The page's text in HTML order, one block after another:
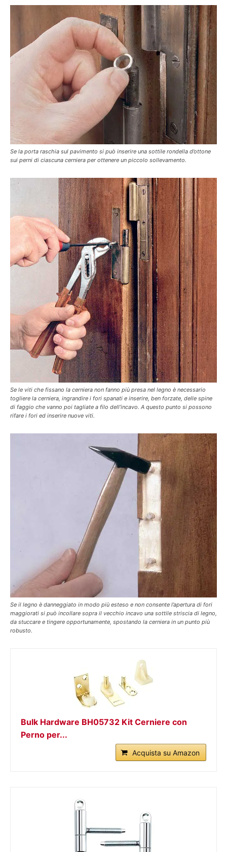
Se la porta raschia sul pavimento si può inserire una sottile rondella d’ottone
sui perni di ciascuna cerniera per ottenere un piccolo sollevamento.
Se le viti che fissano la cerniera non fanno più presa nel legno è necessario
togliere la cerniera, ingrandire i fori spanati e inserire, ben forzate, delle spine
di faggio che vanno poi tagliate a filo dell’incavo. A questo punto si possono
rifare i fori ed inserire nuove viti.
Se il legno è danneggiato in modo più esteso e non consente l’apertura di fori
maggiorati si può incollare sopra il vecchio incavo una sottile striscia di legno,
da stuccare e tingere opportunamente, spostando la cerniera in un punto più
robusto.
Bulk Hardware BH05732 Kit Cerniere con
Perno per...
Acquista su Amazon